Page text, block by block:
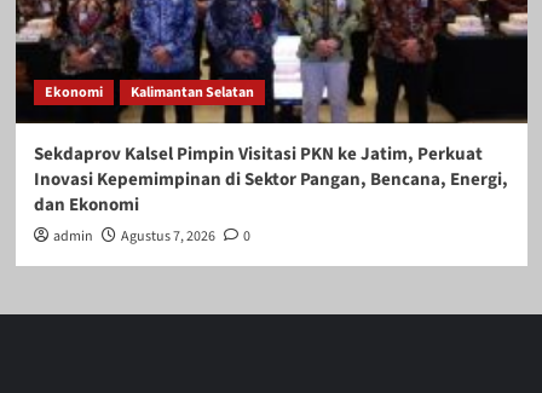
Ekonomi Kalimantan Selatan
Sekdaprov Kalsel Pimpin Visitasi PKN ke Jatim, Perkuat
Inovasi Kepemimpinan di Sektor Pangan, Bencana, Energi,
dan Ekonomi
admin Agustus 7, 2026 0